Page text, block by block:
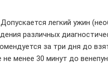
легкий ужин
различных
за три дня до
менее 30 минут до